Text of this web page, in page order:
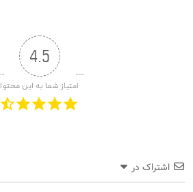
4.5
امتیاز شما به این محتوا
اشتراک در